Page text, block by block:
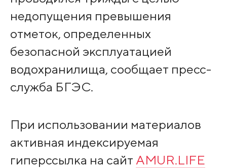
недопущения превышения
отметок, определенных
безопасной эксплуатацией
водохранилища, сообщает пресс-
служба БГЭС.
При использовании материалов
активная индексируемая
гиперссылка на сайт AMUR.LIFE